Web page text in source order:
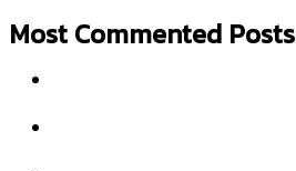
Most Commented Posts